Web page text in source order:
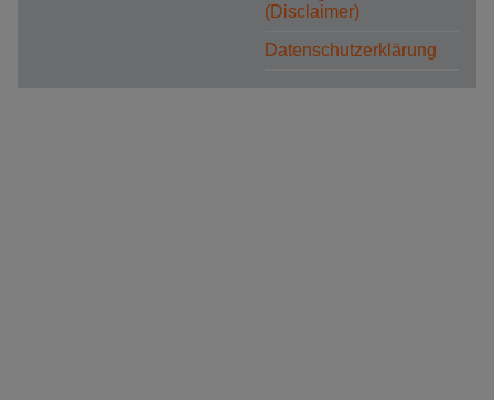
(Disclaimer)
Datenschutzerklärung